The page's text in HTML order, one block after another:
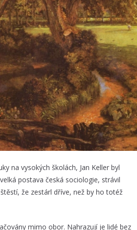
na vysokých školách, Jan Keller byl
postava česká sociologie, strávil
že zestárl dříve, než by ho totéž
mimo obor. Nahrazují je lidé bez